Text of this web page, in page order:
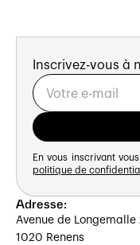
Inscrivez-vous à
En vous inscrivant
politique de
Adresse:
Avenue de Longemalle
1020 Renens